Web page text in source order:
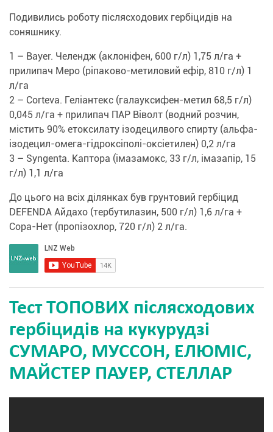
Подивились роботу післясходових гербіцидів на
соняшнику.
1 – Bayer. Челендж (аклоніфен, 600 г/л) 1,75 л/га +
прилипач Меро (ріпаково-метиловий ефір, 810 г/л) 1
л/га
2 – Corteva. Геліантекс (галаукcифeн-мeтил 68,5 г/л)
0,045 л/га + прилипач ПАР Віволт (водний розчин,
містить 90% етоксилату ізодецилвого спирту (альфа-
ізодецил-омега-гідроксіполі-оксіетилен) 0,2 л/га
3 – Syngenta. Каптора (імазамокс, 33 г/л, імазапір, 15
г/л) 1,1 л/га
До цього на всіх ділянках був грунтовий гербіцид
DEFENDA Айдахо (тербутилазин, 500 г/л) 1,6 л/га +
Сора-Нет (пропізохлор, 720 г/л) 2 л/га.
Тест ТОПОВИХ післясходових
гербіцидів на кукурудзі
СУМАРО, МУССОН, ЕЛЮМІС,
МАЙСТЕР ПАУЕР, СТЕЛЛАР